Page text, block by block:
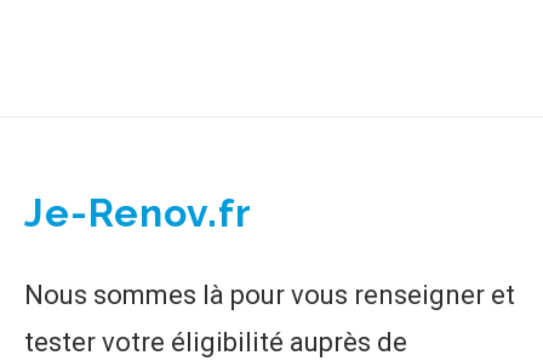
Je-Renov.fr
Nous sommes là pour vous renseigner et
tester votre éligibilité auprès de